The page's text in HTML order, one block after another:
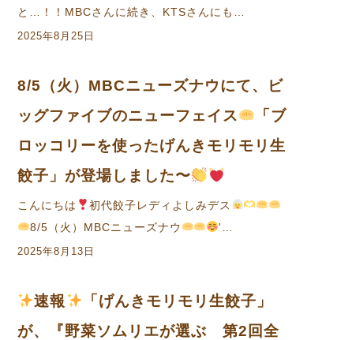
と…！！MBCさんに続き、KTSさんにも…
2025年8月25日
8/5（火）MBCニューズナウにて、ビ
ッグファイブのニューフェイス
「ブ
ロッコリーを使ったげんきモリモリ生
餃子」が登場しました〜
こんにちは
初代餃子レディよしみデス
8/5（火）MBCニューズナウ
'…
2025年8月13日
速報
「げんきモリモリ生餃子」
が、『野菜ソムリエが選ぶ 第2回全